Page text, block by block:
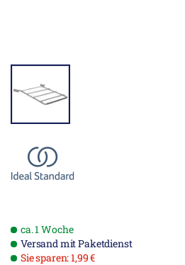
ca. 1 Woche
Versand mit Paketdienst
Sie sparen: 1,99 €